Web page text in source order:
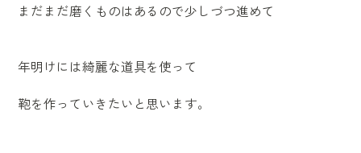
まだまだ磨くものはあるので少しづつ進めて
年明けには綺麗な道具を使って
鞄を作っていきたいと思います。